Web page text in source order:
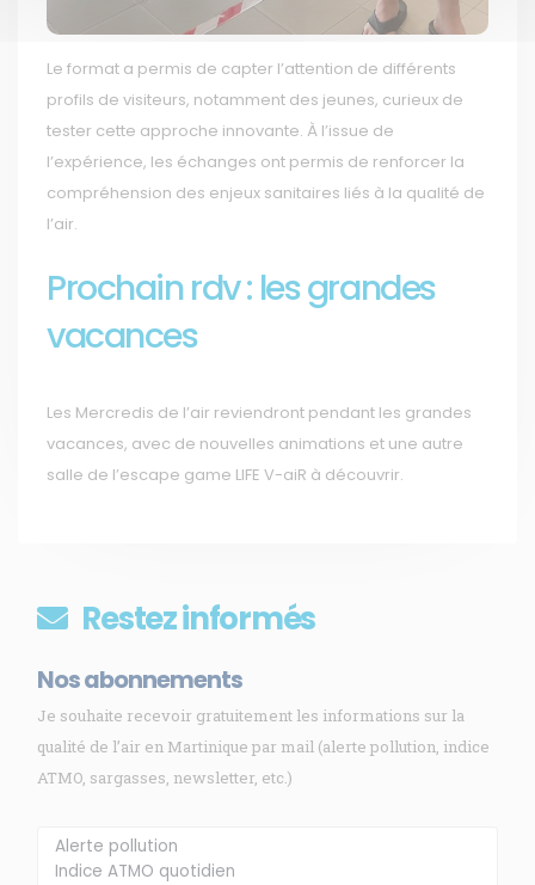
Le format a permis de capter l’attention de différents
profils de visiteurs, notamment des jeunes, curieux de
tester cette approche innovante. À l’issue de
l’expérience, les échanges ont permis de renforcer la
compréhension des enjeux sanitaires liés à la qualité de
l’air.
Prochain rdv : les grandes
vacances
Les Mercredis de l’air reviendront pendant les grandes
vacances, avec de nouvelles animations et une autre
salle de l’escape game LIFE V-aiR à découvrir.
Restez informés
Nos abonnements
Je souhaite recevoir gratuitement les informations sur la
qualité de l’air en Martinique par mail (alerte pollution, indice
ATMO, sargasses, newsletter, etc.)
Membre de Agréé par